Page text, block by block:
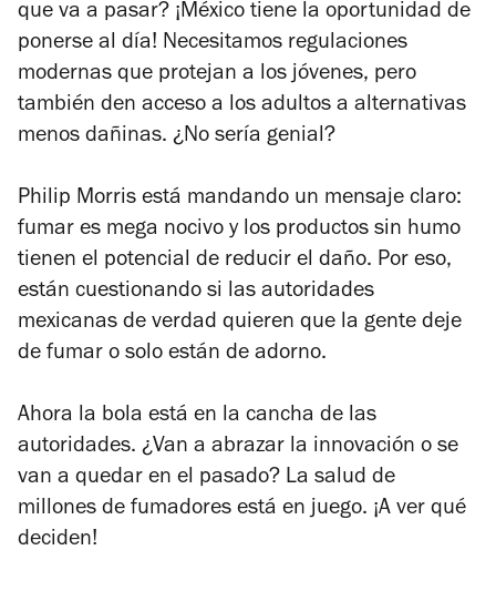
que va a pasar? ¡México tiene la oportunidad de
ponerse al día! Necesitamos regulaciones
modernas que protejan a los jóvenes, pero
también den acceso a los adultos a alternativas
menos dañinas. ¿No sería genial?
Philip Morris está mandando un mensaje claro:
fumar es mega nocivo y los productos sin humo
tienen el potencial de reducir el daño. Por eso,
están cuestionando si las autoridades
mexicanas de verdad quieren que la gente deje
de fumar o solo están de adorno.
Ahora la bola está en la cancha de las
autoridades. ¿Van a abrazar la innovación o se
van a quedar en el pasado? La salud de
millones de fumadores está en juego. ¡A ver qué
deciden!